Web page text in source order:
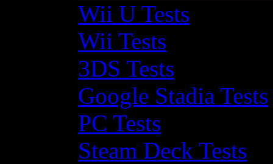
Wii U Tests
Wii Tests
3DS Tests
Google Stadia Tests
PC Tests
Steam Deck Tests